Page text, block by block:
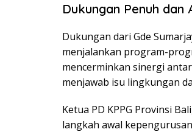
Dukungan Penuh dan
Dukungan dari Gde
menjalankan program-
mencerminkan sinergi
menjawab isu lingkungan
Ketua PD KPPG Provinsi
langkah awal